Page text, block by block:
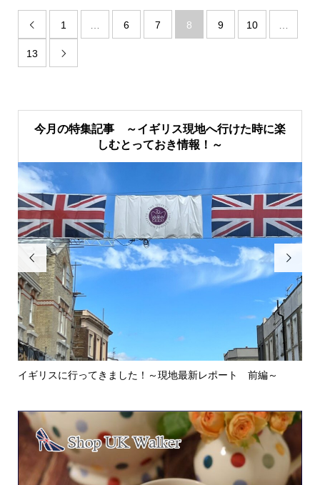
 1 … 6 7 8 9 10 …
13 
今月の特集記事 ～イギリス現地へ行けた時に楽
しむとっておき情報！～

イギリスに行ってきました！～現地最新レポート 前編～
